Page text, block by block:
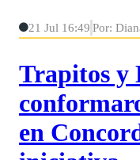
21 Jul 16:49 Por:
Trapitos y
en